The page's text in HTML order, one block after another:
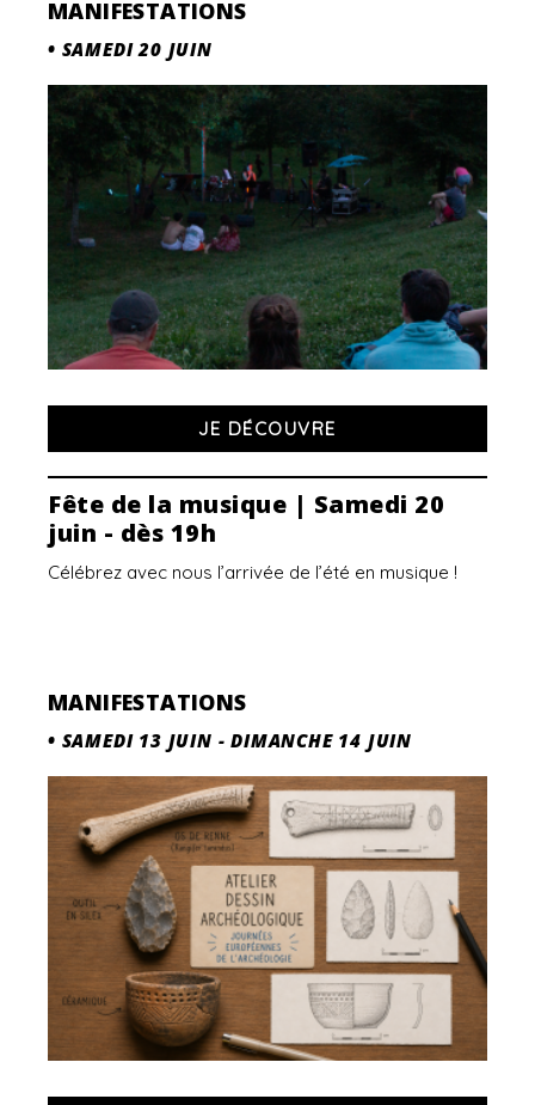
MANIFESTATIONS
• SAMEDI 20 JUIN
JE DÉCOUVRE
Fête de la musique | Samedi 20
juin - dès 19h
Célébrez avec nous l’arrivée de l’été en musique !
MANIFESTATIONS
• SAMEDI 13 JUIN -DIMANCHE 14 JUIN